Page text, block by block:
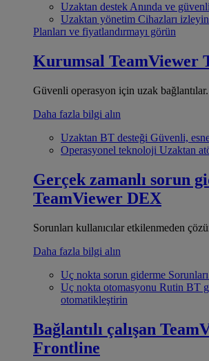
Uzaktan destek Anında ve
Uzaktan yönetim Cihazları
Planları ve fiyatlandırmayı görün
Kurumsal TeamViewer
Güvenli operasyon için uzak bağlantılar.
Daha fazla bilgi alın
Uzaktan BT desteği Güvenli,
Operasyonel teknoloji Uzaktan
Gerçek zamanlı sorun
TeamViewer DEX
Sorunları kullanıcılar etkilenmeden
Daha fazla bilgi alın
Uç nokta sorun giderme
Uç nokta otomasyonu Rutin BT
otomatikleştirin
Bağlantılı çalışan
Frontline